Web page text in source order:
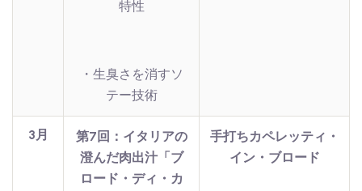
特性
・生臭さを消すソ
テー技術
3月
第7回：イタリアの
澄んだ肉出汁「ブ
ロード・ディ・カ
手打ちカペレッティ・
イン・ブロード